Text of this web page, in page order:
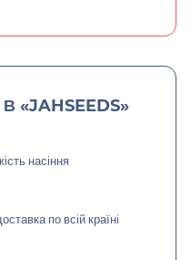
«JAHSEEDS»
насіння
по всій країні